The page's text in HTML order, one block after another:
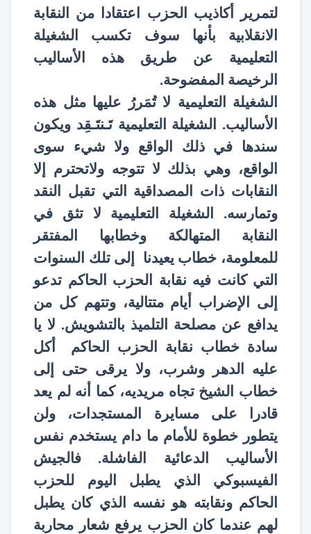
لتمرير أكاذيب الحزب اعتقادا من النقابة
الانقلابية بأنها سوف تكسب الشغيلة
التعليمية عن طريق هذه الأساليب
الرخيصة المفضوحة.
الشغيلة التعليمية لا تُمَررُ عليها مثل هذه
الأساليب. الشغيلة التعليمية تَـنتَـقِد ويكون
سندها في ذلك الواقع ولا شيء سوى
الواقع، وهي بذلك لا تتوجه ولاتحترم إلا
النقابات ذات المصداقية التي تقبل النقد
وتمارسه. الشغيلة التعليمية لا تثق في
النقابة المتهالكة وخطابها المفتقر
للمعلومة، خطاب يعيدنا إلى تلك السنوات
التي كانت فيه نقابة الحزب الحاكم تدعو
إلى الإضراب أيام متتالية، وتتهم كل من
يدافع عن مصلحة التلميذ بالتشويش. لا يا
سادة خطاب نقابة الحزب الحاكم أكل
عليه الدهر وشرب، ولا يرقى حتى إلى
خطاب الشيخ تجاه مريديه، كما أنه لم يعد
قادرا على مسايرة المستجدات، ولن
يتطور خطوة للأمام ما دام يستخدم نفس
الأساليب الدعائية الفاشلة. فالجيش
الفيسبوكي الذي يطبل اليوم للحزب
الحاكم ونقابته هو نفسه الذي كان يطبل
لهم عندما كان الحزب يرفع شعار محاربة